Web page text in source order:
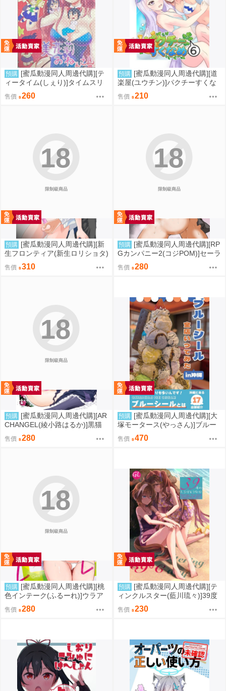
預購 [蜜瓜動漫同人周邊代購][テ
ィータイム(しぇり)]タイムスリ
ップ★美花莉おねぇさん!(2.5次
元的誘惑)(同人誌)
售價 260
預購 [蜜瓜動漫同人周邊代購][道
楽屋(ユウチン)]パクチーすくな
め6(賽馬娘)(同人誌)
售價 210
限制級商品
18
預購 [蜜瓜動漫同人周邊代購][新
生フロンティア(新生ロリショタ)
(桐下悠司、姫花此咲、kozi)]校
内●●日誌ーお兄ちゃんとの秘密
售價 310
限制級商品
18
預購 [蜜瓜動漫同人周邊代購][RP
Gカンパニー2(コジPOM)]セーラ
ープルート●●●●記録ッ(同人誌)
售價 280
限制級商品
18
預購 [蜜瓜動漫同人周邊代購][AR
CHANGEL(綾小路はるか)]黒猫
館 if X【特典付】(同人誌)
售價 280
預購 [蜜瓜動漫同人周邊代購][大
塚モータース(やっさん)]ブルー
シール全店いってみたin沖縄(同
人誌)
售價 470
限制級商品
18
預購 [蜜瓜動漫同人周邊代購][桃
色インテーク(ふるーれ)]ウラア
カバレ オシオキハレ(蔚藍檔案)
(同人誌)
售價 280
預購 [蜜瓜動漫同人周邊代購][テ
ィンクルスター(藍川琉々)]39度
のとろけそうな日(賽馬娘)(同人
誌)
售價 230